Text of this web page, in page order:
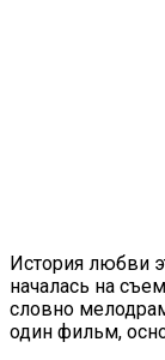
История любви
началась на
словно
один фильм,